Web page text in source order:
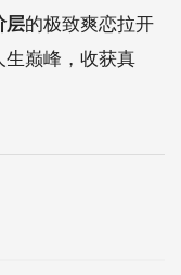
层的极致爽恋拉开
巅峰，收获真